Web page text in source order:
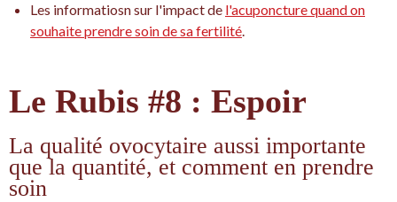
Les informatiosn sur l'impact de l'acuponcture quand on
souhaite prendre soin de sa fertilité.
Le Rubis #8 : Espoir
La qualité ovocytaire aussi importante
que la quantité, et comment en prendre
soin